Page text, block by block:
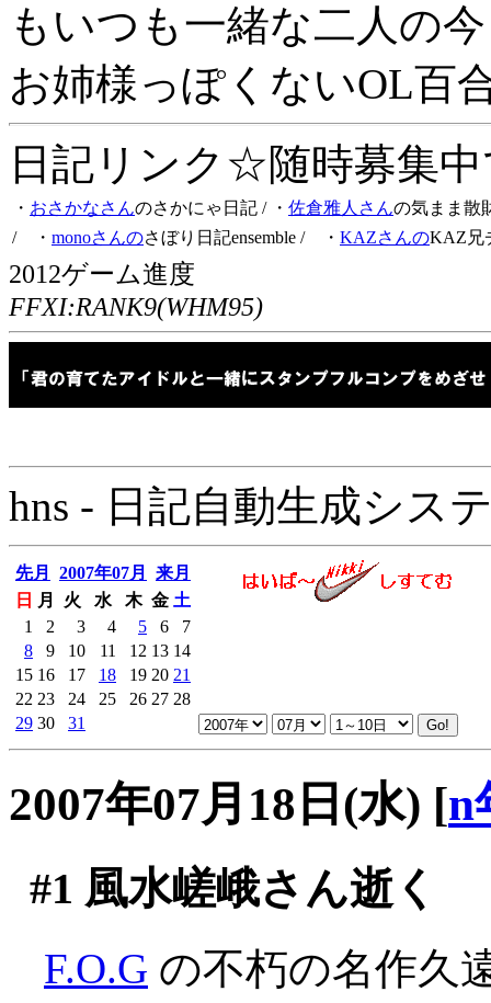
もいつも一緒な二人の
お姉様っぽくないOL百
日記リンク☆随時募集
・ おさかなさんのさかにゃ日記 / ・ 佐倉雅人さんの気まま散
/ ・ monoさんのさぼり日記ensemble / ・ KAZさんのKAZ兄
2012ゲーム進度
FFXI:RANK9(WHM95)
hns - 日記自動生成シス
先月 2007年07月
来月
日
月 火 水 木 金 土
1
2 3 4 5 6
7
8
9 10 11 12 13 14
15 16 17 18 19 20 21
22 23 24 25 26 27 28
29 30 31
2007年07月18日(水) [n
#1 風水嵯峨さん逝く
F.O.G の不朽の名作久